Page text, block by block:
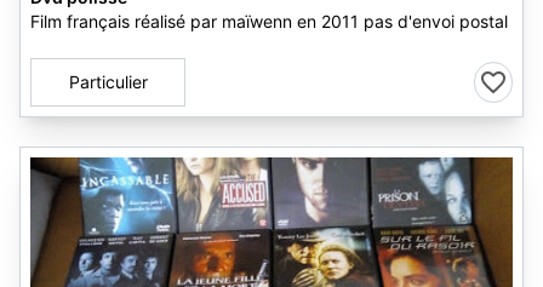
Film français réalisé par maïwenn en 2011 pas d'envoi postal
Particulier